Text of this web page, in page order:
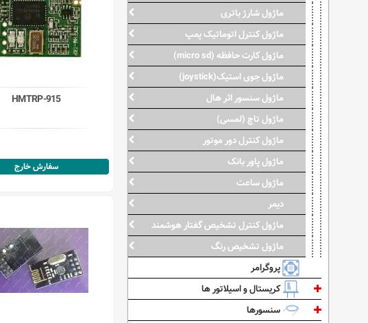
HMTRP-915
سفارش خارج
ماژول شارژ باتری
ماژول کنترل اتوماتیک پمپ
ماژول کارت حافظه (micro sd)
ماژول جوی استیک(joystick)
ماژول سنسور اثر هال
ماژول تاچ (لمسی)
ماژول کنترل دور موتور
ماژول پاور بانک
ماژول ساعت
دیمر
ماژول کنترل تشخیص گفتار هوشمند
ماژول تشخیص رنگ
پروگرامر
کریستال و اسیلاتور ها
سنسورها